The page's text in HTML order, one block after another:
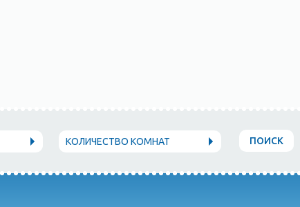
КОЛИЧЕСТВО КОМНАТ ПОИСК